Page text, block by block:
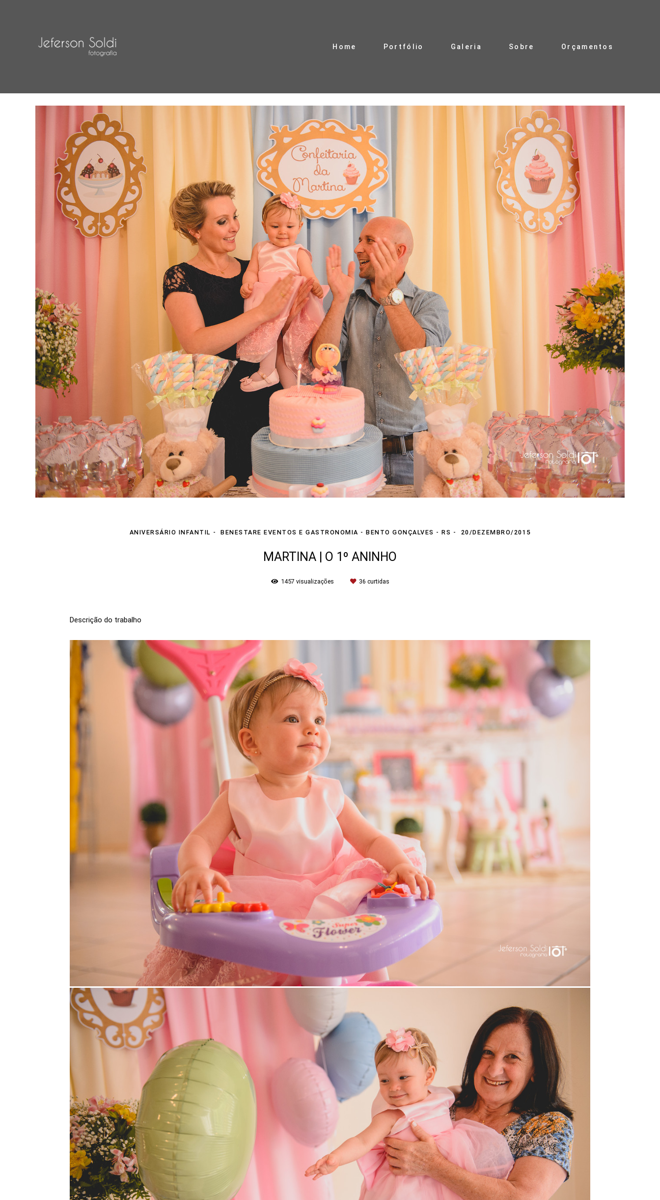
Home Portfólio Galeria Sobre Orçamentos
ANIVERSÁRIO INFANTIL BENESTARE EVENTOS E GASTRONOMIA - BENTO GONÇALVES - RS 20/DEZEMBRO/2015
MARTINA | O 1º ANINHO
1457 visualizações 36 curtidas
Descrição do trabalho